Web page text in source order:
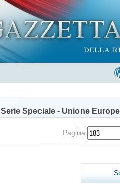
Serie Speciale - Unione
Pagina